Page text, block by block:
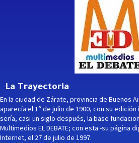
La Trayectoria
En la ciudad de Zárate, provincia de Buenos
aparecía el 1° de julio de 1900, con su
sería, casi un siglo después, la base
Multimedios EL DEBATE; con esta -su página
Internet, el 27 de julio de 1997.